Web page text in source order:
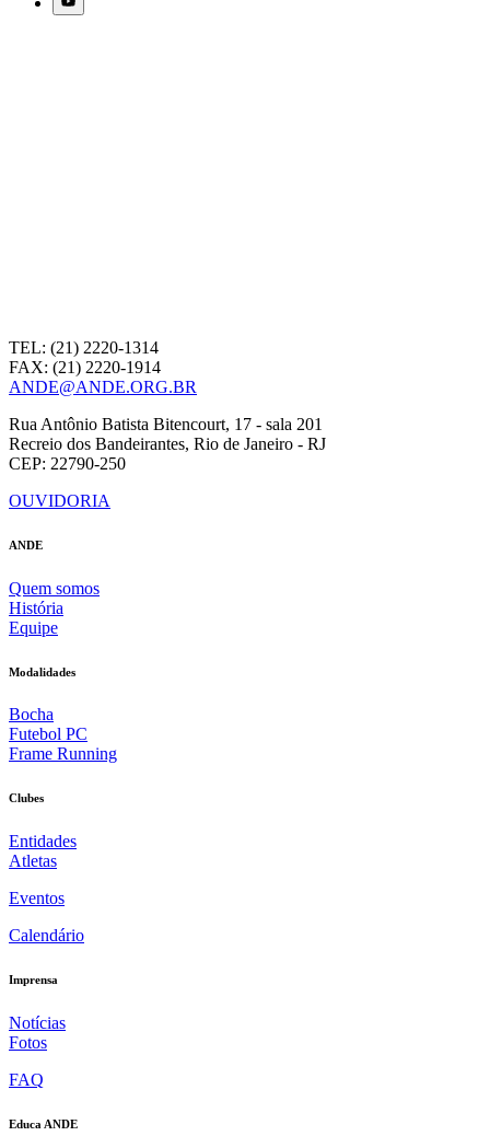
TEL: (21) 2220-1314
FAX: (21) 2220-1914
ANDE@ANDE.ORG.BR
Rua Antônio Batista Bitencourt, 17 - sala 201
Recreio dos Bandeirantes, Rio de Janeiro - RJ
CEP: 22790-250
OUVIDORIA
ANDE
Quem somos
História
Equipe
Modalidades
Bocha
Futebol PC
Frame Running
Clubes
Entidades
Atletas
Eventos
Calendário
Imprensa
Notícias
Fotos
FAQ
Educa ANDE